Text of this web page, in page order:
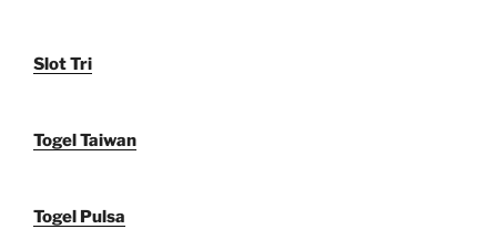
Slot Tri
Togel Taiwan
Togel Pulsa